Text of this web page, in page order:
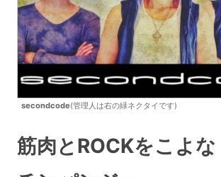
secondcode(管理人は右の緑ネクタイです)
筋肉とROCKをこよ